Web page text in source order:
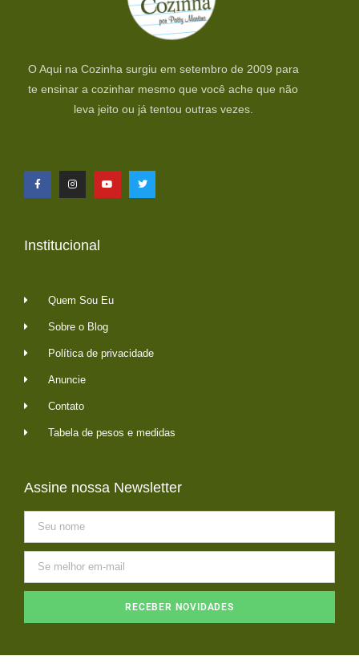
O Aqui na Cozinha surgiu em setembro de 2009 para
te ensinar a cozinhar mesmo que você ache que não
leva jeito ou já tentou outras vezes.
Institucional
Quem Sou Eu
Sobre o Blog
Política de privacidade
Anuncie
Contato
Tabela de pesos e medidas
Assine nossa Newsletter
RECEBER NOVIDADES